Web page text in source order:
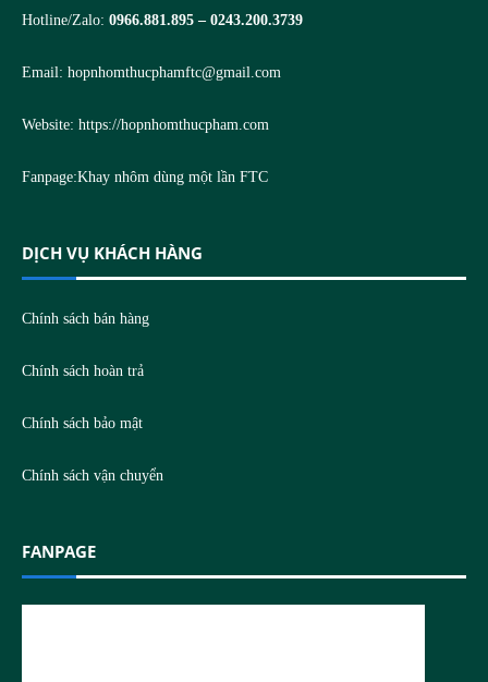
Hotline/Zalo: 0966.881.895 – 0243.200.3739
Email: hopnhomthucphamftc@gmail.com
Website: https://hopnhomthucpham.com
Fanpage:Khay nhôm dùng một lần FTC
DỊCH VỤ KHÁCH HÀNG
Chính sách bán hàng
Chính sách hoàn trả
Chính sách bảo mật
Chính sách vận chuyển
FANPAGE